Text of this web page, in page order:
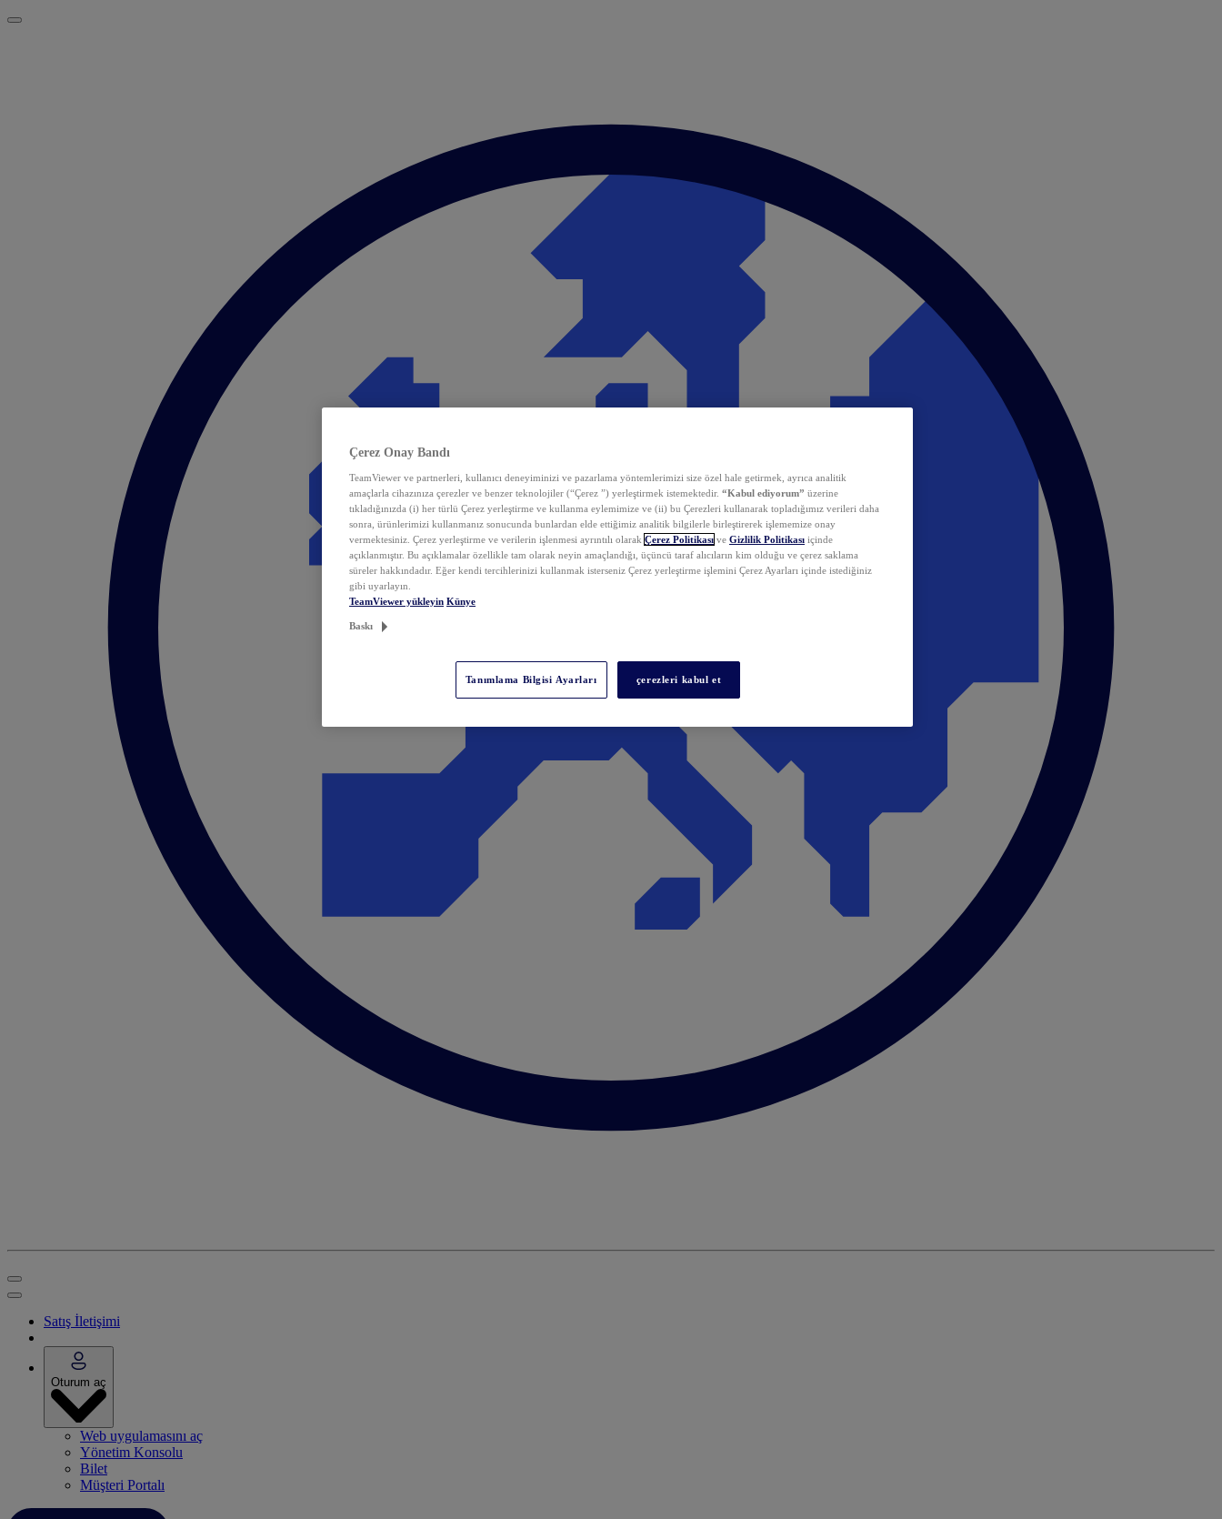
Satış İletişimi
Oturum aç
Web uygulamasını aç
Yönetim Konsolu
Bilet
Müşteri Portalı
Çerez Onay Bandı
TeamViewer ve partnerleri, kullanıcı deneyiminizi ve pazarlama yöntemlerimizi size özel hale getirmek, ayrıca analitik
amaçlarla cihazınıza çerezler ve benzer teknolojiler (“Çerez ”) yerleştirmek istemektedir. “Kabul ediyorum” üzerine
tıkladığınızda (i) her türlü Çerez yerleştirme ve kullanma eylemimize ve (ii) bu Çerezleri kullanarak topladığımız verileri daha
sonra, ürünlerimizi kullanmanız sonucunda bunlardan elde ettiğimiz analitik bilgilerle birleştirerek işlememize onay
vermektesiniz. Çerez yerleştirme ve verilerin işlenmesi ayrıntılı olarak Çerez Politikası ve Gizlilik Politikası içinde
açıklanmıştır. Bu açıklamalar özellikle tam olarak neyin amaçlandığı, üçüncü taraf alıcıların kim olduğu ve çerez saklama
süreler hakkındadır. Eğer kendi tercihlerinizi kullanmak isterseniz Çerez yerleştirme işlemini Çerez Ayarları içinde istediğiniz
gibi uyarlayın.
TeamViewer yükleyin Künye
Baskı
Tanımlama Bilgisi Ayarları çerezleri kabul et